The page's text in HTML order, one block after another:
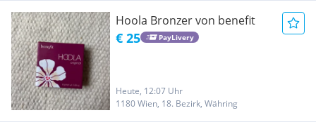
Hoola Bronzer von benefit
€ 25 PayLivery
Heute, 12:07 Uhr
1180 Wien, 18. Bezirk, Währing